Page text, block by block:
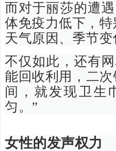
而对于丽莎的遭
体免疫力低下，
天气原因、季节
不仅如此，还有
能回收利用，二
间，就发现卫生
匀。”
女性的发声权力